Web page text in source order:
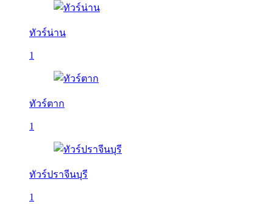
ทัวร์น่าน
1
ทัวร์ตาก
1
ทัวร์ปราจีนบุรี
1